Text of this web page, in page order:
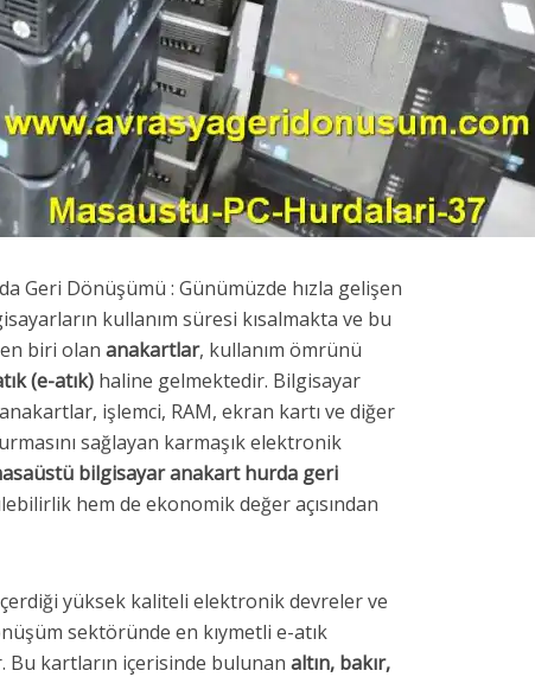
Geri Dönüşümü : Günümüzde hızla gelişen
kullanım süresi kısalmakta ve bu
biri olan anakartlar, kullanım ömrünü
(e-atık) haline gelmektedir. Bilgisayar
işlemci, RAM, ekran kartı ve diğer
sağlayan karmaşık elektronik
bilgisayar anakart hurda geri
hem de ekonomik değer açısından
yüksek kaliteli elektronik devreler ve
sektöründe en kıymetli e-atık
kartların içerisinde bulunan altın, bakır,